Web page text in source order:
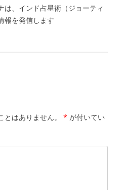
は、インド占星術（ジョーティ
報を発信します
はありません。 * が付いてい